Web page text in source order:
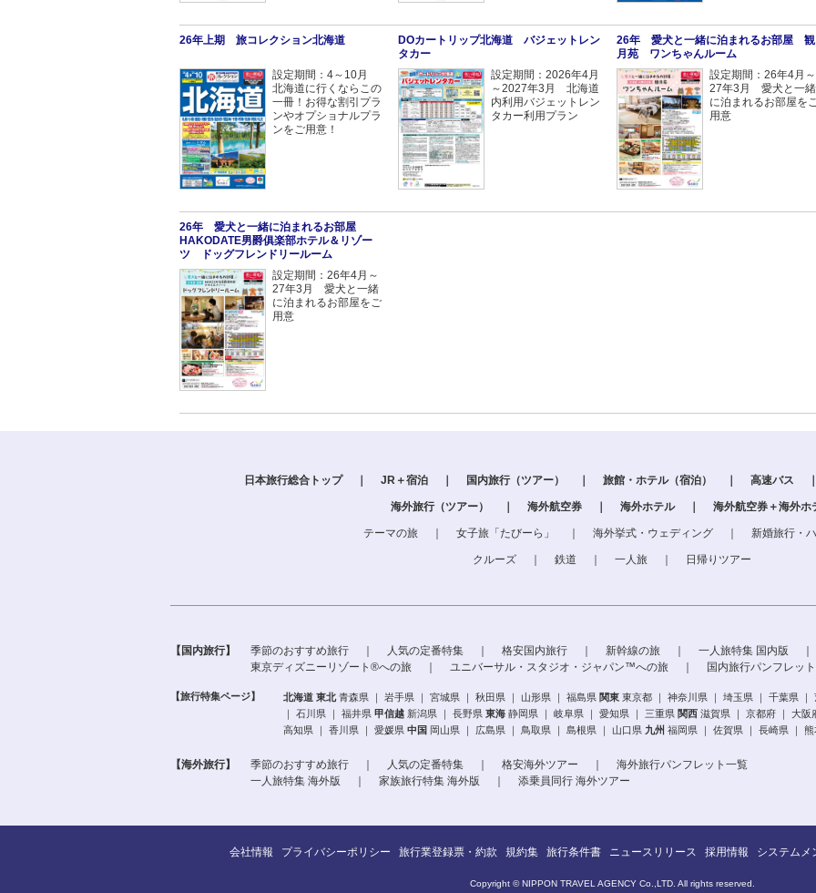
26年上期 旅コレクション北海道
DOカートリップ北海道 バジェットレン
タカー
26年 愛犬と一緒に泊まれるお部屋 観
月苑 ワンちゃんルーム
設定期間：4～10月
北海道に行くならこの
一冊！お得な割引プラ
ンやオプショナルプラ
ンをご用意！
設定期間：2026年4月
～2027年3月 北海道
内利用バジェットレン
タカー利用プラン
設定期間：26年4月～
27年3月 愛犬と一緒
に泊まれるお部屋を
用意
26年 愛犬と一緒に泊まれるお部屋
HAKODATE男爵俱楽部ホテル＆リゾー
ツ ドッグフレンドリールーム
設定期間：26年4月～
27年3月 愛犬と一緒
に泊まれるお部屋をご
用意
日本旅行総合トップ ｜ JR＋宿泊 ｜ 国内旅行（ツアー） ｜ 旅館・ホテル（宿泊） ｜ 高速バス ｜
海外旅行（ツアー） ｜ 海外航空券 ｜ 海外ホテル ｜ 海外航空券＋海外ホ
テーマの旅 ｜ 女子旅「たびーら」 ｜ 海外挙式・ウェディング ｜ 新婚旅行・
クルーズ ｜ 鉄道 ｜ 一人旅 ｜ 日帰りツアー
【国内旅行】 季節のおすすめ旅行 ｜ 人気の定番特集 ｜ 格安国内旅行 ｜ 新幹線の旅 ｜ 一人旅特集 国内版 ｜
東京ディズニーリゾート®への旅
｜ ユニバーサル・スタジオ・ジャパン™への旅 ｜ 国内旅行パンフレッ
【旅行特集ページ】 北海道 東北 青森県 ｜ 岩手県 ｜ 宮城県 ｜ 秋田県 ｜ 山形県 ｜ 福島県 関東 東京都 ｜ 神奈川県 ｜ 埼玉県 ｜ 千葉県 ｜
｜
石川県 ｜ 福井県 甲信越 新潟県 ｜ 長野県 東海 静岡県 ｜ 岐阜県 ｜ 愛知県 ｜ 三重県 関西 滋賀県 ｜ 京都府 ｜ 大阪
高知県
｜ 香川県 ｜ 愛媛県 中国 岡山県 ｜ 広島県 ｜ 鳥取県 ｜ 島根県 ｜ 山口県 九州 福岡県 ｜ 佐賀県 ｜ 長崎県 ｜ 熊
【海外旅行】 季節のおすすめ旅行 ｜ 人気の定番特集 ｜ 格安海外ツアー ｜
海外旅行パンフレット一覧
一人旅特集 海外版
｜ 家族旅行特集 海外版 ｜ 添乗員同行 海外ツアー
会社情報 プライバシーポリシー 旅行業登録票・約款 規約集 旅行条件書 ニュースリリース 採用情報 システムメ
Copyright © NIPPON TRAVEL AGENCY Co.,LTD. All rights reserved.